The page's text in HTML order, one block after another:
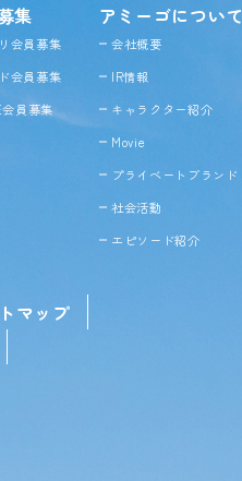
集
会員募集
会員募集
員募集
アミーゴについて
会社概要
IR情報
キャラクター紹介
Movie
プライベートブランド
社会活動
エピソード紹介
マップ